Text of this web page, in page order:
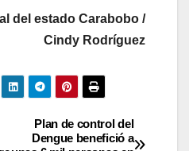
del estado Carabobo /
Cindy Rodríguez
Plan de control del
Dengue benefició a